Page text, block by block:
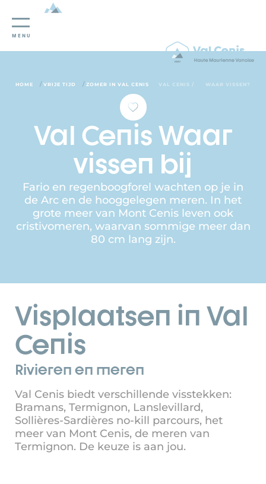
Cookies beheer paneel
MENU
HOME / VRIJE TIJD / ZOMER IN VAL CENIS VAL CENIS / WAAR VISSEN?
Val Cenis Waar
vissen bij
Fario en regenboogforel wachten op je in
de Arc en de hooggelegen meren. In het
grote meer van Mont Cenis leven ook
cristivomeren, waarvan sommige meer dan
80 cm lang zijn.
Visplaatsen in Val
Cenis
Rivieren en meren
Val Cenis biedt verschillende visstekken:
Bramans, Termignon, Lanslevillard,
Sollières-Sardières no-kill parcours, het
meer van Mont Cenis, de meren van
Termignon. De keuze is aan jou.